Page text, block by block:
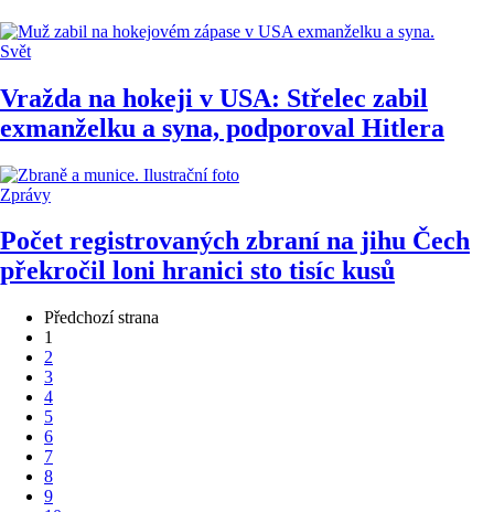
Svět
Vražda na hokeji v USA: Střelec zabil
exmanželku a syna, podporoval Hitlera
Zprávy
Počet registrovaných zbraní na jihu Čech
překročil loni hranici sto tisíc kusů
Předchozí strana
1
2
3
4
5
6
7
8
9